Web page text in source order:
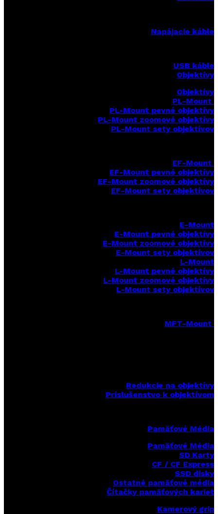
Napájacie káble
USB káble
Objektívy
Objektívy
PL-Mount
PL-Mount pevné objektívy
PL-Mount zoomové objektívy
PL-Mount sety objektívov
EF-Mount
EF-Mount pevné objektívy
EF-Mount zoomové objektívy
EF-Mount sety objektívov
E-Mount
E-Mount pevné objektívy
E-Mount zoomové objektívy
E-Mount sety objektívov
L-Mount
L-Mount pevné objektívy
L-Mount zoomové objektívy
L-Mount sety objektívov
MFT-Mount
Redukcie na objektívy
Príslušenstvo k objektívom
Pamäťové Média
Pamäťové Média
SD Karty
CF / CF Express
SSD disky
Ostatné pamäťové média
Čítačky pamäťových kariet
Kamerový grip